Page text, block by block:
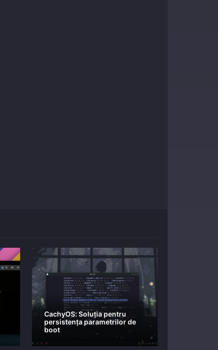
CachyOS: Soluția pentru
persistența parametrilor de
boot